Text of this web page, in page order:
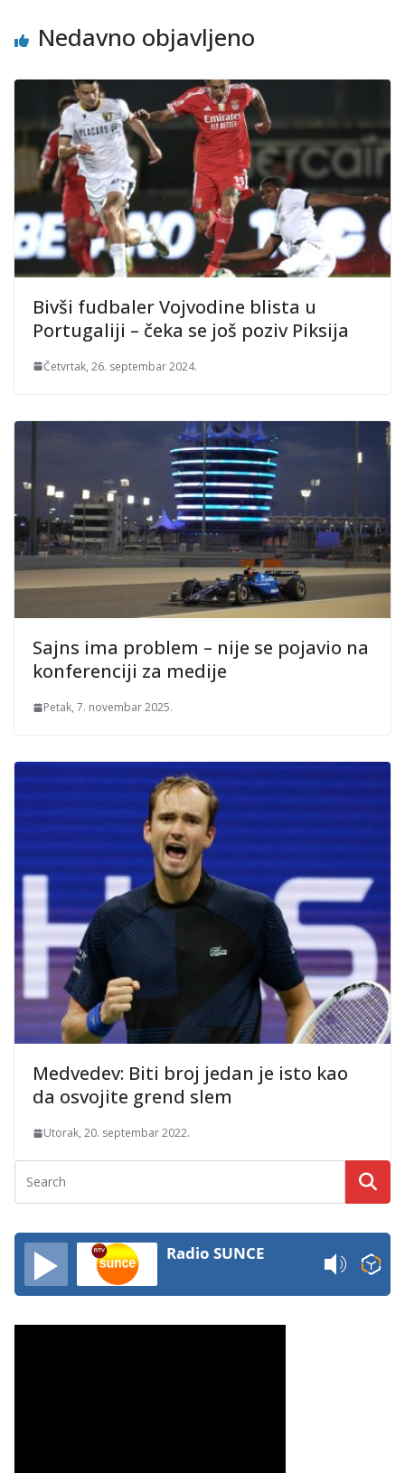
Nedavno objavljeno
Bivši fudbaler Vojvodine blista u
Portugaliji – čeka se još poziv Piksija
Četvrtak, 26. septembar 2024.
Sajns ima problem – nije se pojavio na
konferenciji za medije
Petak, 7. novembar 2025.
Medvedev: Biti broj jedan je isto kao
da osvojite grend slem
Utorak, 20. septembar 2022.
Radio SUNCE